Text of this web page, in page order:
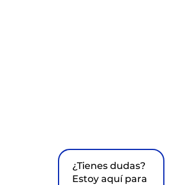
¿Tienes dudas?
Estoy aquí para